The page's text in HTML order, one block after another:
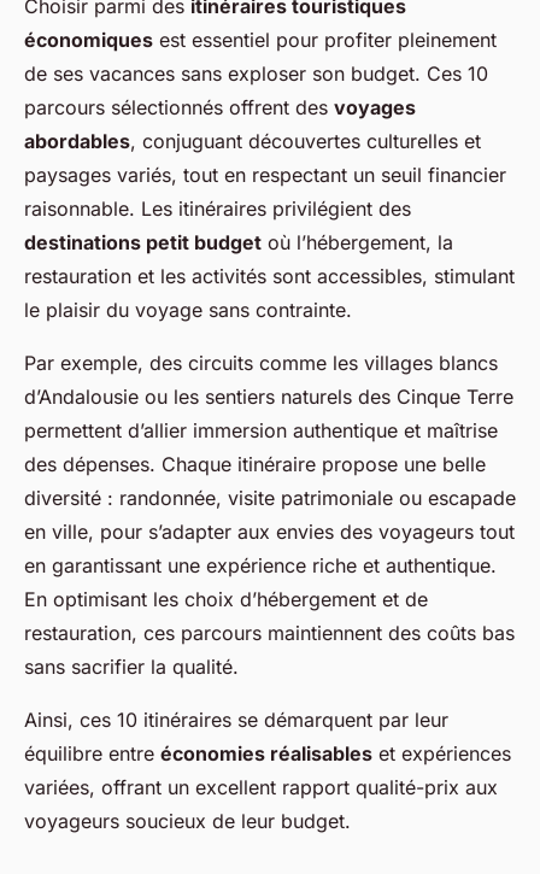
Choisir parmi des itinéraires touristiques
économiques est essentiel pour profiter pleinement
de ses vacances sans exploser son budget. Ces 10
parcours sélectionnés offrent des voyages
abordables, conjuguant découvertes culturelles et
paysages variés, tout en respectant un seuil financier
raisonnable. Les itinéraires privilégient des
destinations petit budget où l’hébergement, la
restauration et les activités sont accessibles, stimulant
le plaisir du voyage sans contrainte.
Par exemple, des circuits comme les villages blancs
d’Andalousie ou les sentiers naturels des Cinque Terre
permettent d’allier immersion authentique et maîtrise
des dépenses. Chaque itinéraire propose une belle
diversité : randonnée, visite patrimoniale ou escapade
en ville, pour s’adapter aux envies des voyageurs tout
en garantissant une expérience riche et authentique.
En optimisant les choix d’hébergement et de
restauration, ces parcours maintiennent des coûts bas
sans sacrifier la qualité.
Ainsi, ces 10 itinéraires se démarquent par leur
équilibre entre économies réalisables et expériences
variées, offrant un excellent rapport qualité-prix aux
voyageurs soucieux de leur budget.